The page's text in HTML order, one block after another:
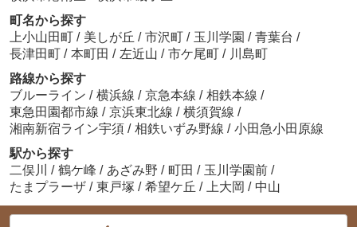
町名から探す
上小山田町 / 美しが丘 / 市沢町 / 玉川学園 / 青葉台 /
長津田町 / 本町田 / 左近山 / 市ケ尾町 / 川島町
路線から探す
ブルーライン / 横浜線 / 京急本線 / 相鉄本線 /
東急田園都市線 / 京浜東北線 / 横須賀線 /
湘南新宿ライン宇須 / 相鉄いずみ野線 / 小田急小田原線
駅から探す
二俣川
/ 鶴ケ峰 / あざみ野 / 町田 / 玉川学園前 /
たまプラーザ / 東戸塚 / 希望ケ丘 / 上大岡 / 中山